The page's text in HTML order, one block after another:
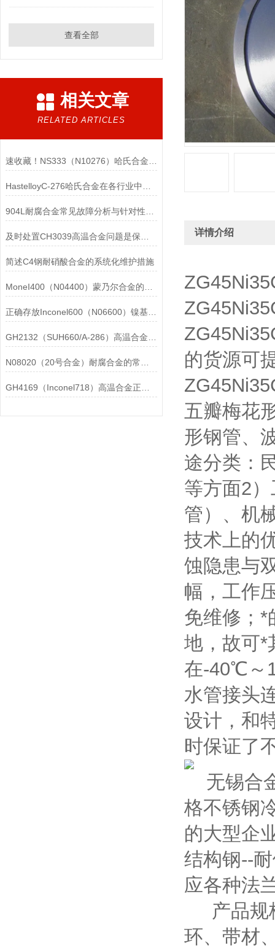
查看全部
相关文章
RELATED ARTICLES
简述C4钢耐硝酸合金的系统化维护措施
正确存放Inconel600（N06600）镍基合金的重要性介绍
详情介绍
的货源可
五瓣梅花
形钢管、
途分类：
等方面2
管）、机
技术上的
蚀隐患与
幅，工作
免维修；*
地，故可*
在-40℃～
水管接头
设计，和
时保证了
无锡合
格不锈钢
的大型企
结构钢--
应各种法
产品规
环、带材